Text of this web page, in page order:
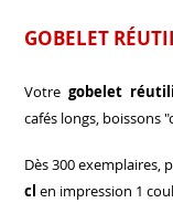
GOBELET
Votregobelet
cafés longs, boissons
Dès 300 exemplaires,
clen impression 1